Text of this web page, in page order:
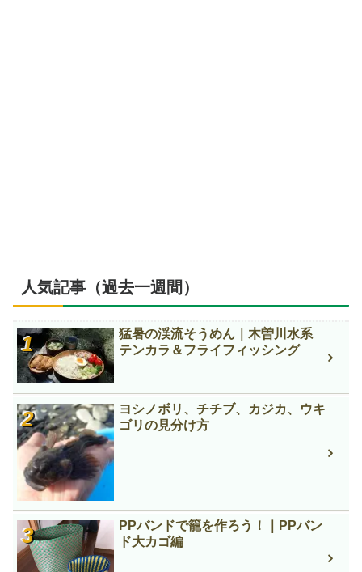
人気記事（過去一週間）
猛暑の渓流そうめん｜木曽川水系
テンカラ＆フライフィッシング
ヨシノボリ、チチブ、カジカ、ウキ
ゴリの見分け方
PPバンドで籠を作ろう！｜PPバン
ド大カゴ編